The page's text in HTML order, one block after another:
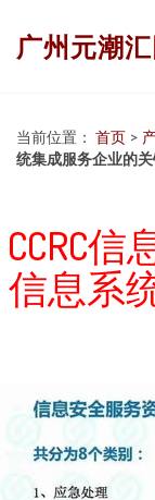
广州元潮
当前位置： 首页 >
统集成服务企业的
CCRC
信息系